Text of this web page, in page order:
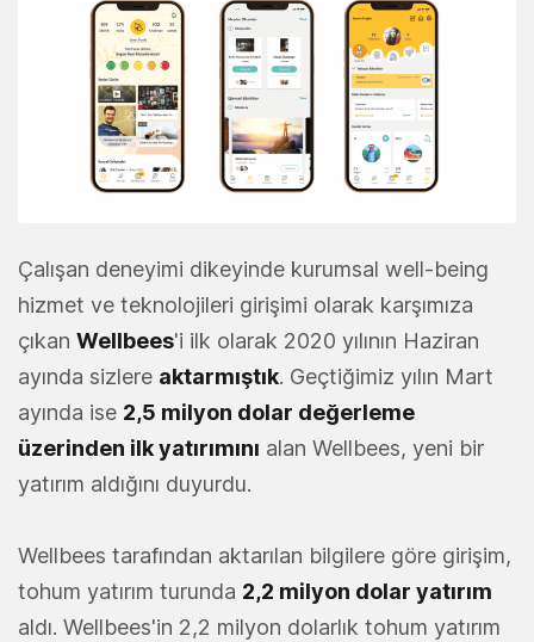
Çalışan deneyimi dikeyinde kurumsal well-being
hizmet ve teknolojileri girişimi olarak karşımıza
çıkan Wellbees'i ilk olarak 2020 yılının Haziran
ayında sizlere aktarmıştık. Geçtiğimiz yılın Mart
ayında ise 2,5 milyon dolar değerleme
üzerinden ilk yatırımını alan Wellbees, yeni bir
yatırım aldığını duyurdu.
Wellbees tarafından aktarılan bilgilere göre girişim,
tohum yatırım turunda 2,2 milyon dolar yatırım
aldı. Wellbees'in 2,2 milyon dolarlık tohum yatırım